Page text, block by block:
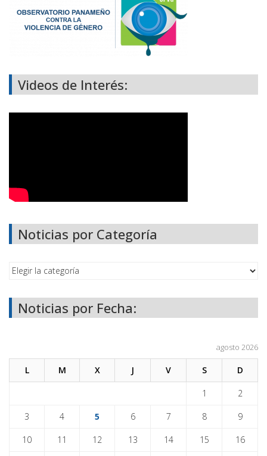
Videos de Interés:
Noticias por Categoría
Noticias por Fecha:
agosto 2026
L M X J V S D
1 2
3 4 5 6 7 8 9
10 11 12 13 14 15 16